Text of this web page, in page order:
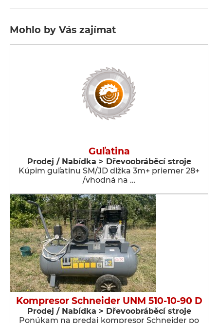
Mohlo by Vás zajímat
Guľatina
Prodej / Nabídka > Dřevoobráběcí stroje
Kúpim guľatinu SM/JD dlžka 3m+ priemer 28+
/vhodná na …
Kompresor Schneider UNM 510-10-90 D
Prodej / Nabídka > Dřevoobráběcí stroje
Ponúkam na predaj kompresor Schneider po